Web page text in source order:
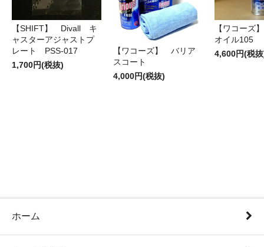
【SHIFT】 Divall キ
ャスターアジャストプ
レート PSS-017
1,700円(税抜)
【ワコーズ】 バリア
スコート
4,000円(税抜)
【ワコーズ
オイル105
4,600円(税
ホーム